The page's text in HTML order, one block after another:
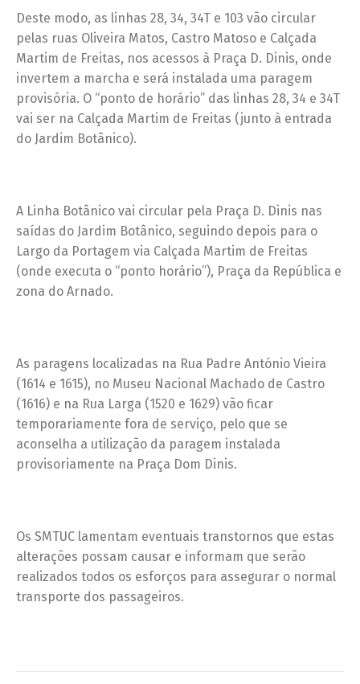
Deste modo, as linhas 28, 34, 34T e 103 vão circular
pelas ruas Oliveira Matos, Castro Matoso e Calçada
Martim de Freitas, nos acessos à Praça D. Dinis, onde
invertem a marcha e será instalada uma paragem
provisória. O “ponto de horário” das linhas 28, 34 e 34T
vai ser na Calçada Martim de Freitas (junto à entrada
do Jardim Botânico).
A Linha Botânico vai circular pela Praça D. Dinis nas
saídas do Jardim Botânico, seguindo depois para o
Largo da Portagem via Calçada Martim de Freitas
(onde executa o “ponto horário”), Praça da República e
zona do Arnado.
As paragens localizadas na Rua Padre António Vieira
(1614 e 1615), no Museu Nacional Machado de Castro
(1616) e na Rua Larga (1520 e 1629) vão ficar
temporariamente fora de serviço, pelo que se
aconselha a utilização da paragem instalada
provisoriamente na Praça Dom Dinis.
Os SMTUC lamentam eventuais transtornos que estas
alterações possam causar e informam que serão
realizados todos os esforços para assegurar o normal
transporte dos passageiros.